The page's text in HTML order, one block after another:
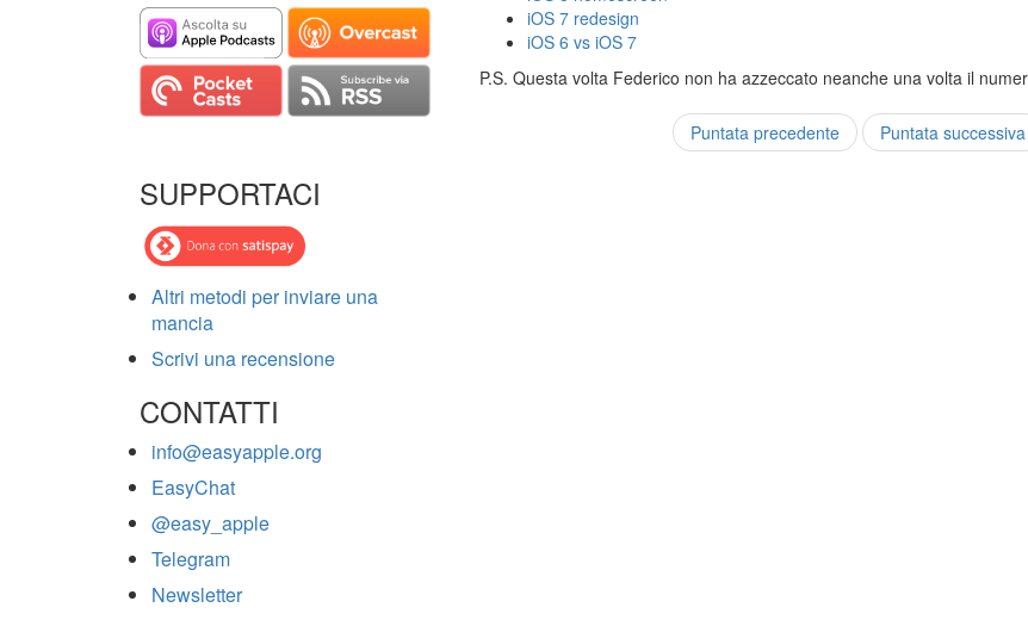
SUPPORTACI
Altri metodi per inviare una
mancia
Scrivi una recensione
CONTATTI
info@easyapple.org
EasyChat
@easy_apple
Telegram
Newsletter
iOS 7 redesign
iOS 6 vs iOS 7
P.S. Questa volta Federico non ha azzeccato neanche una volta il
Puntata precedente Puntata successiva